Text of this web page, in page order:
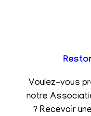
Voulez-vous
notre
? Recevoir